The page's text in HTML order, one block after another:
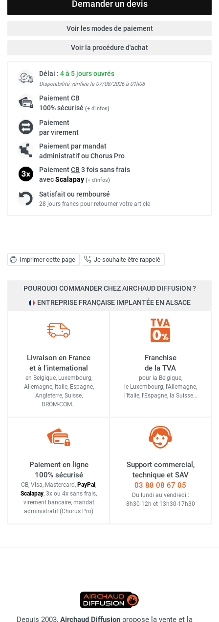
Imprimer cette page Je souhaite être rappelé
Demander un devis
Voir les modes de paiement
Voir la procédure d'achat
Délai : 4 à 5 jours ouvrés
Disponibilité vérifiée le 07/08/2026 à 01h08
PaiementCB
100% sécurisé (+ d'infos)
Paiement
par virement
Paiement par mandat
administratif ou Chorus Pro
PaiementCB 3 fois sans frais
avecScalapay (+ d'infos)
Satisfait ou remboursé
28 jours francs pour retourner votre article
POURQUOI COMMANDER CHEZ AIRCHAUD DIFFUSION ?
ENTREPRISE FRANÇAISE IMPLANTÉE EN ALSACE
Livraison en France
et à l'international
en Belgique, Luxembourg,
Allemagne, Italie, Espagne,
Angleterre, Suisse,
DROM-COM…
Franchise
de la TVA
pour la Belgique,
le Luxembourg, l'Allemagne,
l'Italie, l'Espagne, la Suisse…
Paiement en ligne
100% sécurisé
CB, Visa, Mastercard, PayPal ,
Scalapay, 3x ou 4x sans frais,
virement bancaire, mandat
administratif (Chorus Pro)
Support commercial,
technique et SAV
03 88 08 67 05
Du lundi au vendredi :
8h30-12h et 13h30-17h30
Depuis 2003, Airchaud Diffusion propose la vente et la